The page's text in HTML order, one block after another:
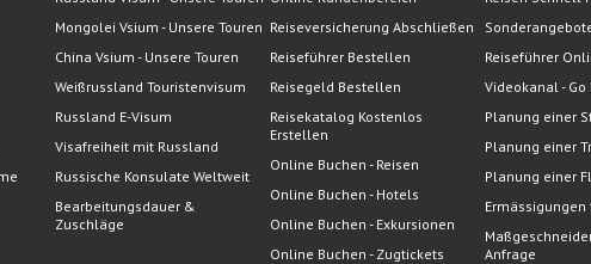
Mongolei Vsium - Unsere Touren
China Vsium - Unsere Touren
Weißrussland Touristenvisum
Russland E-Visum
Visafreiheit mit Russland
Russische Konsulate Weltweit
Bearbeitungsdauer &
Zuschläge
Reiseversicherung Abschließen
Reiseführer Bestellen
Reisegeld Bestellen
Reisekatalog Kostenlos
Erstellen
Online Buchen - Reisen
Online Buchen - Hotels
Online Buchen - Exkursionen
Online Buchen - Zugtickets
Reiseführer
Videokanal - Go
Planung einer
Planung einer
Planung einer
Ermässigungen
Anfrage